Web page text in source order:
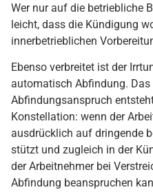
Wer nur auf die betriebliche
leicht, dass die Kündigung
innerbetrieblichen
Ebenso verbreitet ist der
automatisch Abfindung.
Abfindungsanspruch
Konstellation: wenn der
ausdrücklich auf dringende
stützt und zugleich in der
der Arbeitnehmer bei
Abfindung beanspruchen